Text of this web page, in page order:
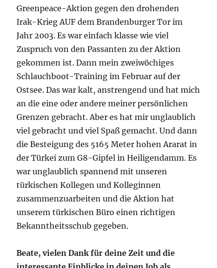
Greenpeace-Aktion gegen den drohenden
Irak-Krieg AUF dem Brandenburger Tor im
Jahr 2003. Es war einfach klasse wie viel
Zuspruch von den Passanten zu der Aktion
gekommen ist. Dann mein zweiwöchiges
Schlauchboot-Training im Februar auf der
Ostsee. Das war kalt, anstrengend und hat mich
an die eine oder andere meiner persönlichen
Grenzen gebracht. Aber es hat mir unglaublich
viel gebracht und viel Spaß gemacht. Und dann
die Besteigung des 5165 Meter hohen Ararat in
der Türkei zum G8-Gipfel in Heiligendamm. Es
war unglaublich spannend mit unseren
türkischen Kollegen und Kolleginnen
zusammenzuarbeiten und die Aktion hat
unserem türkischen Büro einen richtigen
Bekanntheitsschub gegeben.
Beate, vielen Dank für deine Zeit und die